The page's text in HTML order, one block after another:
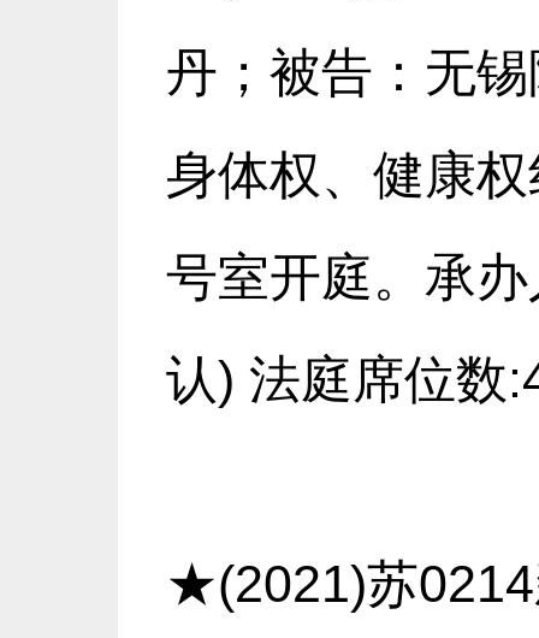
丹；被告：无
身体权、健康
号室开庭。承
认) 法庭席位数
★(2021)苏